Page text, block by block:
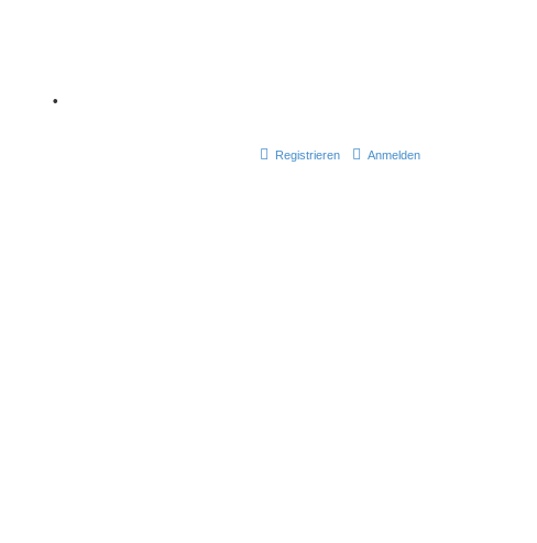
•
Anmelden
Registrieren